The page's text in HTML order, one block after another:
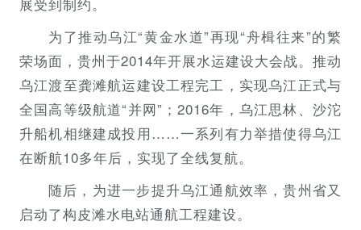
为了推动乌江“黄金水道”再现“舟楫往来”的繁
荣场面，贵州于2014年开展水运建设大会战。推动
乌江渡至龚滩航运建设工程完工，实现乌江正式与
全国高等级航道“并网”；2016年，乌江思林、沙沱
升船机相继建成投用……一系列有力举措使得乌江
在断航10多年后，实现了全线复航。
随后，为进一步提升乌江通航效率，贵州省又
启动了构皮滩水电站通航工程建设。